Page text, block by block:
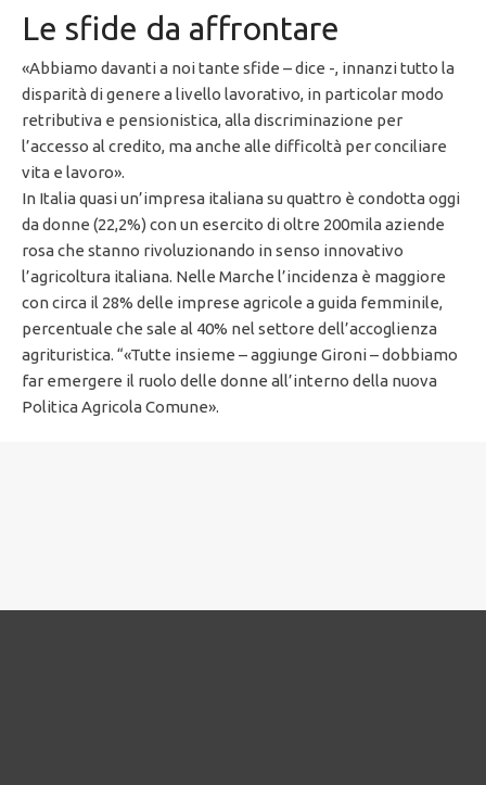
Le sfide da affrontare
«Abbiamo davanti a noi tante sfide – dice -, innanzi tutto la
disparità di genere a livello lavorativo, in particolar modo
retributiva e pensionistica, alla discriminazione per
l’accesso al credito, ma anche alle difficoltà per conciliare
vita e lavoro».
In Italia quasi un’impresa italiana su quattro è condotta oggi
da donne (22,2%) con un esercito di oltre 200mila aziende
rosa che stanno rivoluzionando in senso innovativo
l’agricoltura italiana. Nelle Marche l’incidenza è maggiore
con circa il 28% delle imprese agricole a guida femminile,
percentuale che sale al 40% nel settore dell’accoglienza
agrituristica. “«Tutte insieme – aggiunge Gironi – dobbiamo
far emergere il ruolo delle donne all’interno della nuova
Politica Agricola Comune».